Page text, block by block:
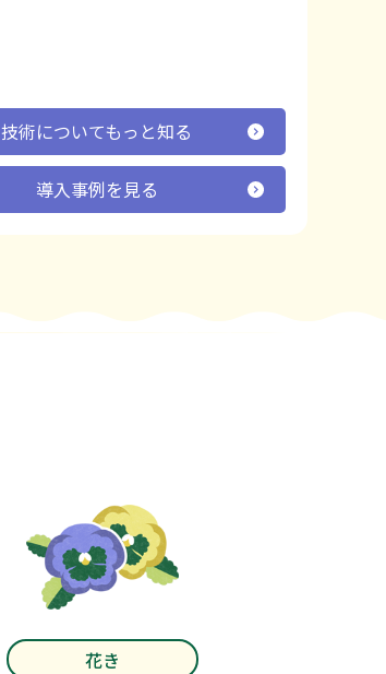
技術についてもっと知る
導入事例を見る
花き